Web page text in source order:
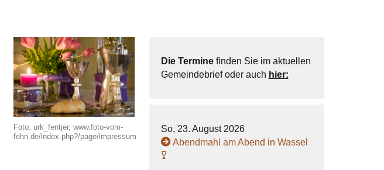
Foto: urk_fentjer, www.foto-vom-
fehn.de/index.php?/page/impressum
Die Terminefinden Sie im aktuellen
Gemeindebrief oder auch hier:
So, 23. August 2026
Abendmahl am Abend in Wassel
𐃯